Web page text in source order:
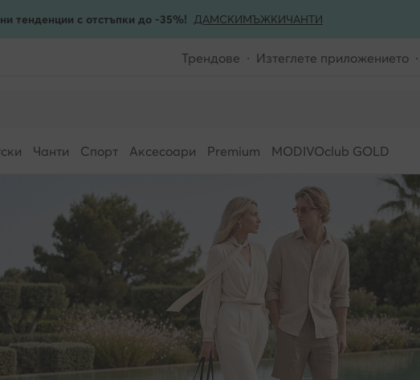
тенденции с отстъпки до -35%! ДАМСКИМЪЖКИЧАНТИ
Трендове Изтеглете приложението
Чанти Спорт Аксесоари Premium MODIVOclub GOLD